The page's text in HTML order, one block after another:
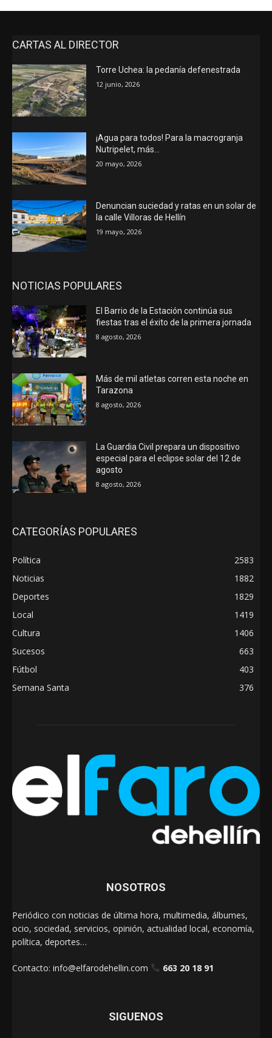
CARTAS AL DIRECTOR
Torre Uchea: la pedanía defenestrada
12 junio, 2026
¡Agua para todos! Para la macrogranja
Nutripelet, más…
20 mayo, 2026
Denuncian suciedad y ratas en un solar de
la calle Villoras de Hellín
19 mayo, 2026
NOTICIAS POPULARES
El Barrio de la Estación continúa sus
fiestas tras el éxito de la primera jornada
8 agosto, 2026
Más de mil atletas corren esta noche en
Tarazona
8 agosto, 2026
La Guardia Civil prepara un dispositivo
especial para el eclipse solar del 12 de
agosto
8 agosto, 2026
CATEGORÍAS POPULARES
Política
2583
Noticias
1882
Deportes
1829
Local
1419
Cultura
1406
Sucesos
663
Fútbol
403
Semana Santa
376
NOSOTROS
Periódico con noticias de última hora, multimedia, álbumes,
ocio, sociedad, servicios, opinión, actualidad local, economía,
política, deportes…
Contacto: info@elfarodehellin.com 663 20 18 91
SIGUENOS